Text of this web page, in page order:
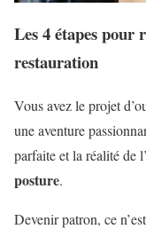
Les 4 étapes pour
restauration
Vous avez le projet
une aventure
parfaite et la réalité de
posture.
Devenir patron, ce